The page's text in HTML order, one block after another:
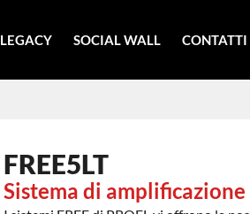
LEGACY SOCIAL WALL CONTATTI
FREE5LT
Sistema di